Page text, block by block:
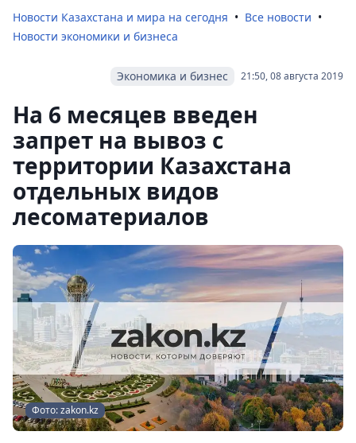
Новости Казахстана и мира на сегодня
Все новости
Новости экономики и бизнеса
21:50, 08 августа 2019
Экономика и бизнес
На 6 месяцев введен
запрет на вывоз с
территории Казахстана
отдельных видов
лесоматериалов
Фото: zakon.kz